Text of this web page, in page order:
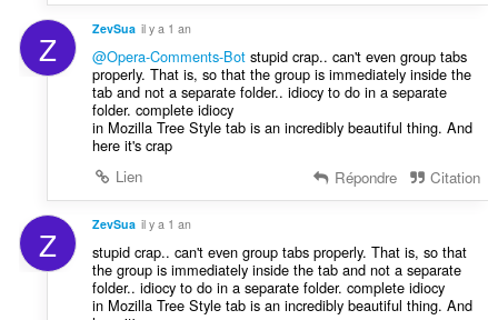
Z ZevSua il y a 1 an
@Opera-Comments-Botstupid crap.. can't even group tabs
properly. That is, so that the group is immediately inside the
tab and not a separate folder.. idiocy to do in a separate
folder. complete idiocy
in Mozilla Tree Style tab is an incredibly beautiful thing. And
here it's crap
Lien
Répondre Citation
Z ZevSua il y a 1 an
stupid crap.. can't even group tabs properly. That is, so that
the group is immediately inside the tab and not a separate
folder.. idiocy to do in a separate folder. complete idiocy
in Mozilla Tree Style tab is an incredibly beautiful thing. And